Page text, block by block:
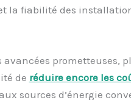
la fiabilité des
avancées prometteuses,
de réduire encore les
sources d’énergie